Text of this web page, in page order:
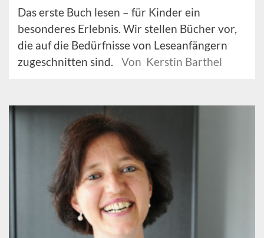
Das erste Buch lesen – für Kinder ein
besonderes Erlebnis. Wir stellen Bücher vor,
die auf die Bedürfnisse von Leseanfängern
zugeschnitten sind.
Von Kerstin Barthel